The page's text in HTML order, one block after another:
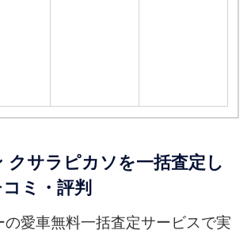
クサラピカソを一括査定し
ミ・評判
の愛車無料一括査定サービスで実